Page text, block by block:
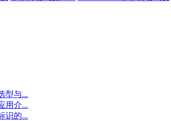
型与...
用介...
识的...